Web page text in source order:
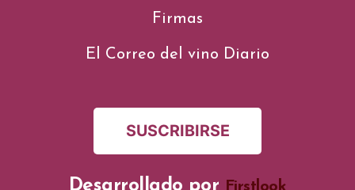
Firmas
El Correo del vino Diario
SUSCRIBIRSE